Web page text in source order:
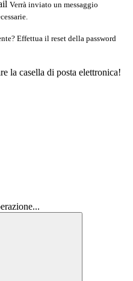
Verrà inviato un messaggio
Effettua il reset della password
la casella di posta elettronica!